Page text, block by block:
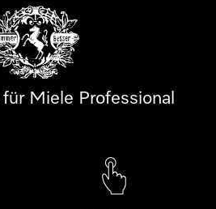
Miele Professional